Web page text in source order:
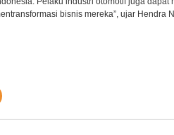
bisnis mereka”, ujar Hendra